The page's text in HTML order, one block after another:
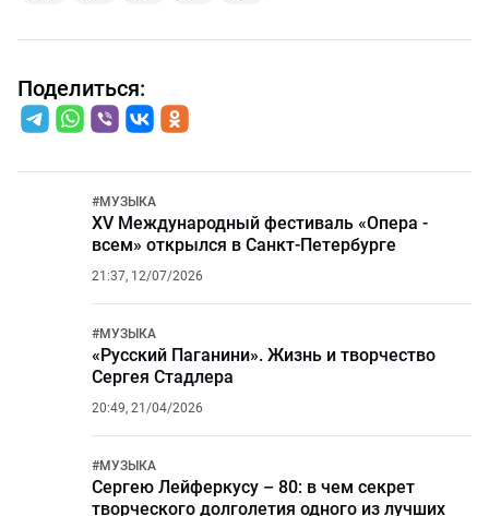
Поделиться:
#МУЗЫКА
XV Международный фестиваль «Опера -
всем» открылся в Санкт-Петербурге
21:37, 12/07/2026
#МУЗЫКА
«Русский Паганини». Жизнь и творчество
Сергея Стадлера
20:49, 21/04/2026
#МУЗЫКА
Сергею Лейферкусу – 80: в чем секрет
творческого долголетия одного из лучших